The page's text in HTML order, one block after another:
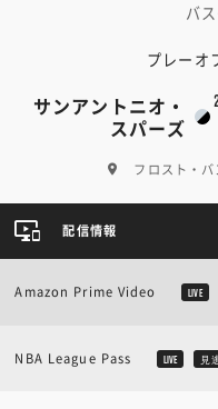
バ
プレーオ
サンアントニオ・
スパーズ
フロスト・バ
配信情報
Amazon Prime Video LIVE
NBA League Pass LIVE 見